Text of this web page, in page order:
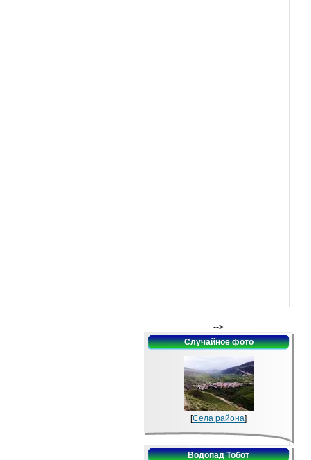
-->
Случайное фото
[Села района]
Водопад Тобот